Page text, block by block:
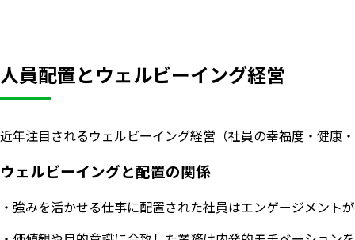
人員配置とウェルビーイング経営
近年注目されるウェルビーイング経営（社員の幸福度・健康
ウェルビーイングと配置の関係
・強みを活かせる仕事に配置された社員はエンゲージメント